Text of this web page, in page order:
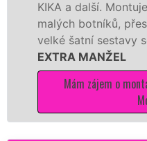
další. Montujeme a
botníků, přes komody,
sestavy se zárukou
MANŽEL
zájem o montáže nábytku v